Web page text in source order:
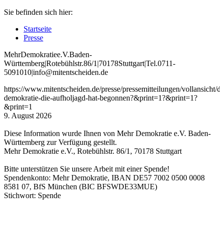
Sie befinden sich hier:
Startseite
Presse
MehrDemokratiee.V.Baden-
Württemberg|Rotebühlstr.86/1 |70178Stuttgart|Tel.0711-
5091010|info@mitentscheiden.de
https://www.mitentscheiden.de/presse/pressemitteilungen/vollansicht/
demokratie-die-aufholjagd-hat-begonnen?&print=1?&print=1?
&print=1
9. August 2026
Diese Information wurde Ihnen von Mehr Demokratie e.V. Baden-
Württemberg zur Verfügung gestellt.
Mehr Demokratie e.V., Rotebühlstr. 86/1, 70178 Stuttgart
Bitte unterstützen Sie unsere Arbeit mit einer Spende!
Spendenkonto: Mehr Demokratie, IBAN DE57 7002 0500 0008
8581 07, BfS München (BIC BFSWDE33MUE)
Stichwort: Spende